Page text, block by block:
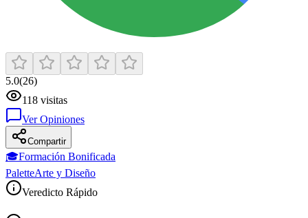
5.0(26)
118 visitas
Ver Opiniones
Compartir
🎓Formación Bonificada
PaletteArte y Diseño
Veredicto Rápido